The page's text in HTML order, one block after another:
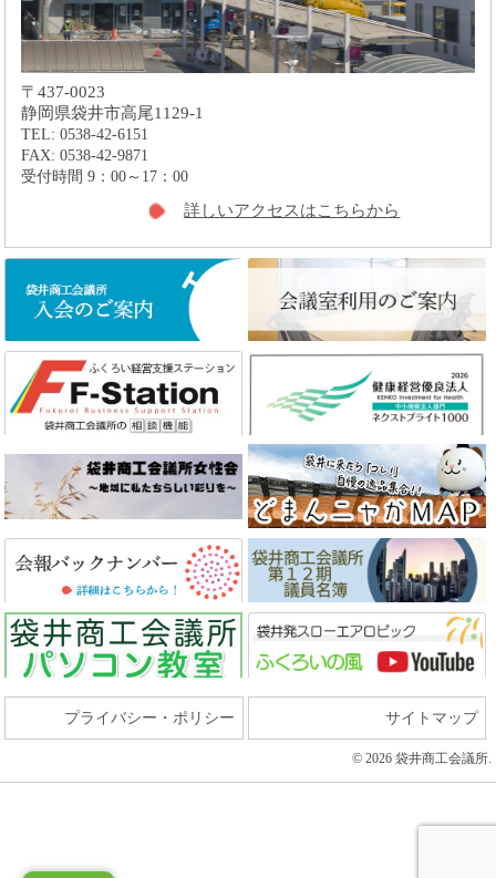
〒437-0023
静岡県袋井市高尾1129-1
TEL: 0538-42-6151
FAX: 0538-42-9871
受付時間 9：00～17：00
詳しいアクセスはこちらから
プライバシー・ポリシー サイトマップ
© 2026 袋井商工会議所.